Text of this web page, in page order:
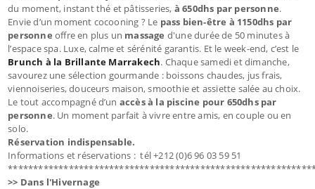
du moment, instant thé et pâtisseries, à 650dhs par personne.
Envie d’un moment cocooning ? Le pass bien-être à 1150dhs par
personne offre en plus un massage d'une durée de 50 minutes à
l’espace spa. Luxe, calme et sérénité garantis. Et le week-end, c’est le
Brunch à la Brillante Marrakech. Chaque samedi et dimanche,
savourez une sélection gourmande : boissons chaudes, jus frais,
viennoiseries, douceurs maison, smoothie et assiette salée au choix.
Le tout accompagné d’un accès à la piscine pour 650dhs par
personne. Un moment parfait à vivre entre amis, en couple ou en
solo.
Réservation indispensable.
Informations et réservations : tél +212 (0)6 96 03 59 51
>> Dans l'Hivernage